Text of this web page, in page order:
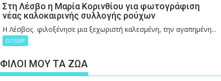
Στη Λέσβο η Μαρία Κορινθίου για φωτογράφιση
νέας καλοκαιρινής συλλογής ρούχων
Η Λέσβος φιλοξένησε μια ξεχωριστή καλεσμένη, την αγαπημένη...
GOSSIP
ΦΙΛΟΙ ΜΟΥ ΤΑ ΖΩΑ